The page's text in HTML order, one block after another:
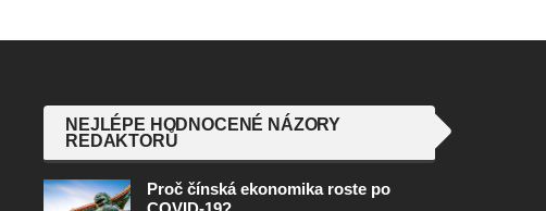
NEJLÉPE HODNOCENÉ NÁZORY
REDAKTORŮ
Proč čínská ekonomika roste po